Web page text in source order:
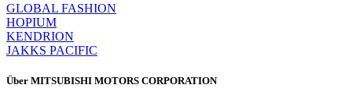
GLOBAL FASHION
HOPIUM
KENDRION
JAKKS PACIFIC
Über MITSUBISHI MOTORS CORPORATION